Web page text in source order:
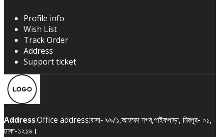
Profile info
Wish List
Track Order
Address
Support ticket
Address:Office address:বাসা- ৯৯/১,আহম্মদ নগর,পাইকপাড়া, মিরপুর- ০১,
ঢাকা-১২১৬।